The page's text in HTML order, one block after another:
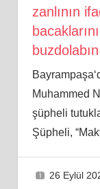
zanlının
Muhammed
şüpheli
Şüpheli,
26 Eylül